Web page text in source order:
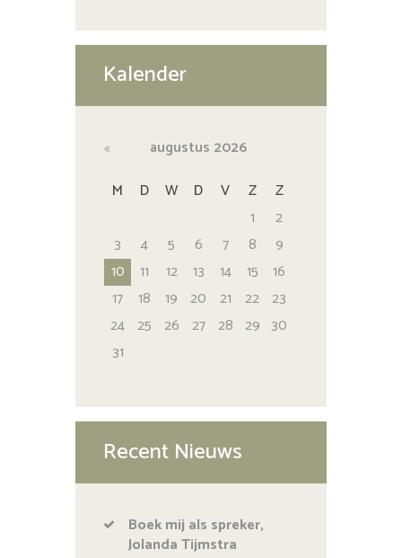
Kalender
augustus 2026
M
D W D V Z
Z
1
2
3
4 5 6 7 8
9
10
11 12 13 14 15
16
17
18 19 20 21 22 23
24 25 26 27 28 29 30
31
Recent Nieuws
Boek mij als spreker,
Jolanda Tijmstra